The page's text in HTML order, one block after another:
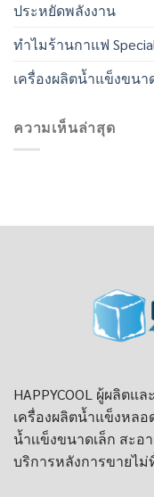
ประหยัดพลังงาน
ทำไมร้านกาแฟ
เครื่องผลิตน้ำแข็งขน
ความเห็นล่าสุด
HAPPYCOOL ผู้ผลิตแ
เครื่องผลิตน้ำแข็งหลอ
น้ำเเข็งขนาดเล็ก สะอ
บริการหลังการขายไ